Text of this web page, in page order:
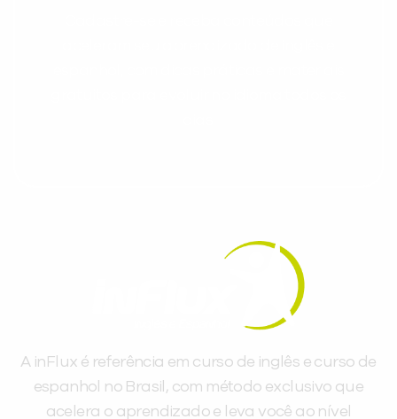
A inFlux é referência em curso de inglês e curso de
espanhol no Brasil, com método exclusivo que
acelera o aprendizado e leva você ao nível